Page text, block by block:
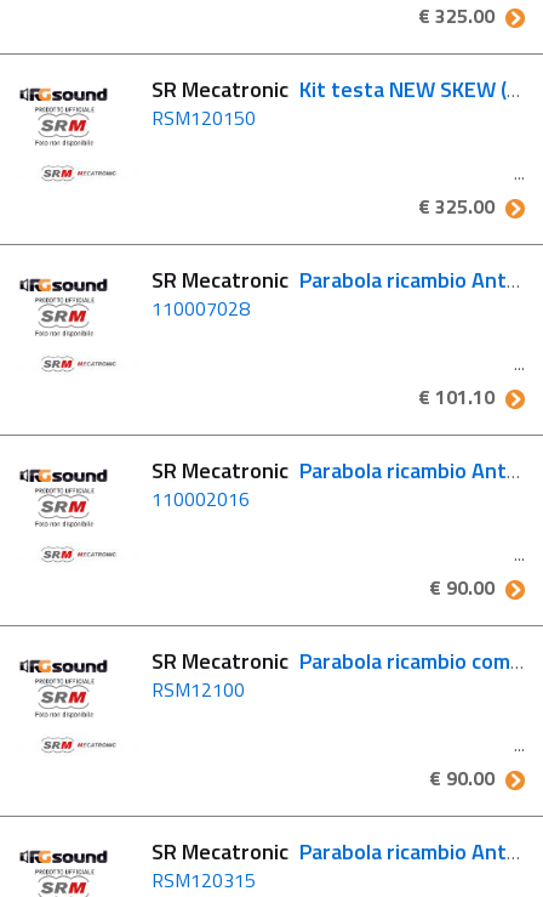
€ 325.00
SR Mecatronic Kit testa NEW SKEW (LNB Twin)
RSM120150
€ 325.00
SR Mecatronic Parabola ricambio Antenna ASR 850 Skew
110007028
€ 101.10
SR Mecatronic Parabola ricambio Antenna ASR 800 Classic
110002016
€ 90.00
SR Mecatronic Parabola ricambio completa di supporto LNB (senza LNB)
RSM12100
€ 90.00
SR Mecatronic Parabola ricambio Antenna ASR650 SILVER Edition
RSM120315